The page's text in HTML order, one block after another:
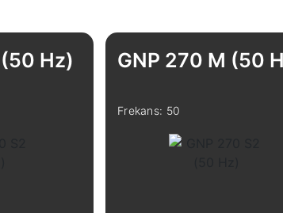
Hz) GNP 270 M (50
Frekans: 50